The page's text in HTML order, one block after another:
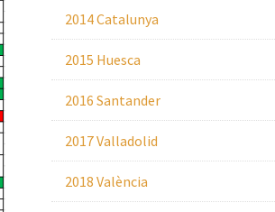
2014 Catalunya
2015 Huesca
2016 Santander
2017 Valladolid
2018 València